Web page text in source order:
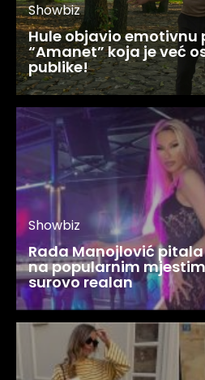
Showbiz
Hule objavio emotivnu
“Amanet” koja je već
publike!
Showbiz
Rada Manojlović
na popularnim
surovo realan